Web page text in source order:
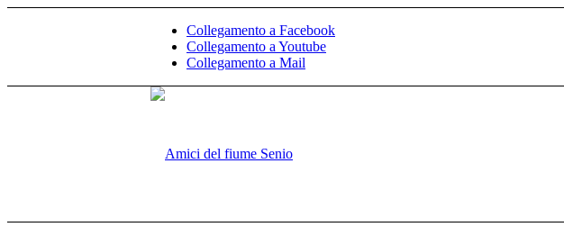
Collegamento a Facebook
Collegamento a Youtube
Collegamento a Mail